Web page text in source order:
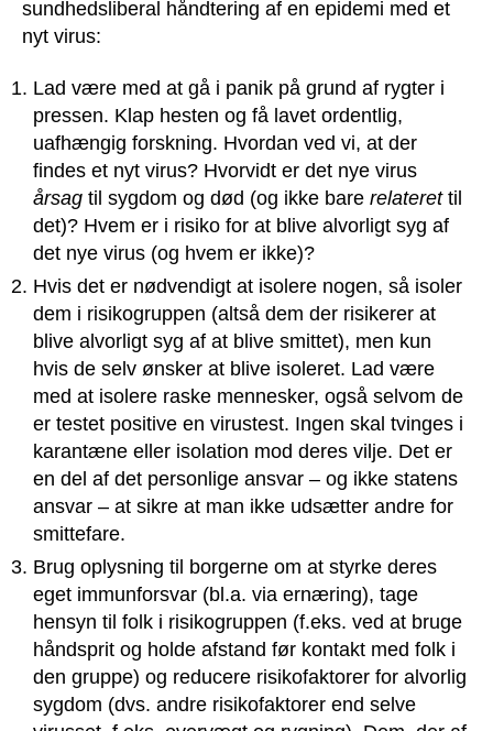
sundhedsliberal håndtering af en epidemi med et
nyt virus:
Lad være med at gå i panik på grund af rygter i
pressen. Klap hesten og få lavet ordentlig,
uafhængig forskning. Hvordan ved vi, at der
findes et nyt virus? Hvorvidt er det nye virus
årsag til sygdom og død (og ikke bare relaterettil
det)? Hvem er i risiko for at blive alvorligt syg af
det nye virus (og hvem er ikke)?
Hvis det er nødvendigt at isolere nogen, så isoler
dem i risikogruppen (altså dem der risikerer at
blive alvorligt syg af at blive smittet), men kun
hvis de selv ønsker at blive isoleret. Lad være
med at isolere raske mennesker, også selvom de
er testet positive en virustest. Ingen skal tvinges i
karantæne eller isolation mod deres vilje. Det er
en del af det personlige ansvar – og ikke statens
ansvar – at sikre at man ikke udsætter andre for
smittefare.
Brug oplysning til borgerne om at styrke deres
eget immunforsvar (bl.a. via ernæring), tage
hensyn til folk i risikogruppen (f.eks. ved at bruge
håndsprit og holde afstand før kontakt med folk i
den gruppe) og reducere risikofaktorer for alvorlig
sygdom (dvs. andre risikofaktorer end selve